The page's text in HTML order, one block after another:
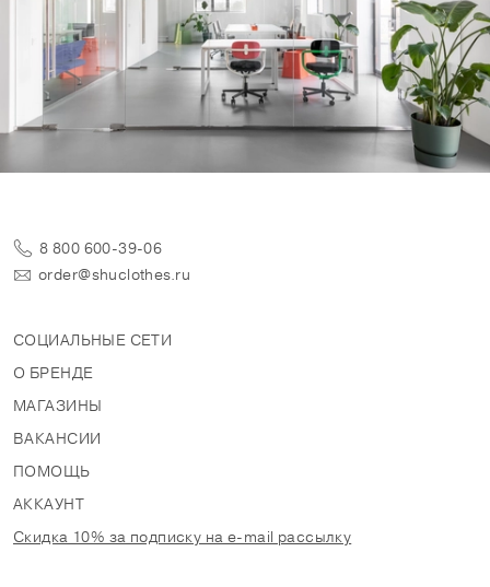
8 800 600-39-06
order@shuclothes.ru
СОЦИАЛЬНЫЕ СЕТИ
О БРЕНДЕ
МАГАЗИНЫ
ВАКАНСИИ
ПОМОЩЬ
АККАУНТ
Скидка 10% за подписку на e-mail рассылку